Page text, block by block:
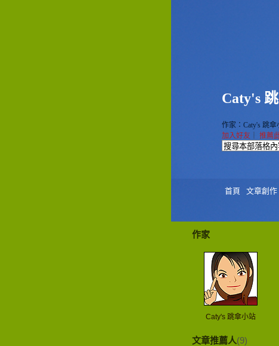
Caty's
首頁 文章創作
加入好友 推薦
作家：Caty's 跳傘
作家
Caty's 跳傘小站
文章推薦人(9)